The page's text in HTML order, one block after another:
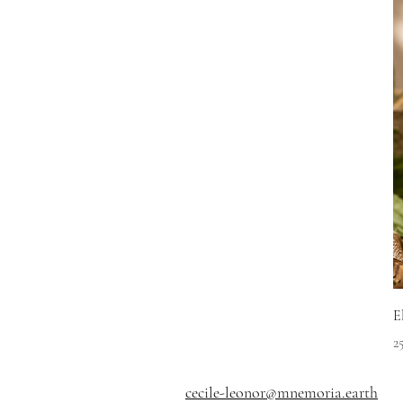
cecile-leonor@mnemoria.earth